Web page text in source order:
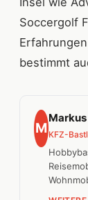
Soccergolf
bestimmt
M
Markus
KFZ-